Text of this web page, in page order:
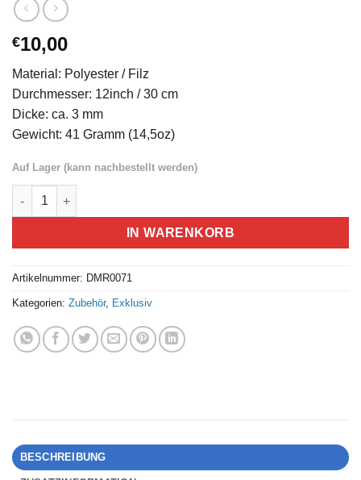
€10,00
Material: Polyester / Filz
Durchmesser: 12inch / 30 cm
Dicke: ca. 3 mm
Gewicht: 41 Gramm (14,5oz)
Auf Lager (kann nachbestellt werden)
Slipmat vilt 12" Anzahl
IN WARENKORB
Artikelnummer: DMR0071
Kategorien: Zubehör, Exklusiv
BESCHREIBUNG